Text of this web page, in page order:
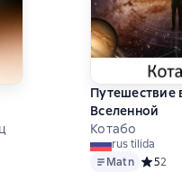
на основе 1 оценок
Путешествие
Вселенной
Котабо
rus tilida
Matn
52